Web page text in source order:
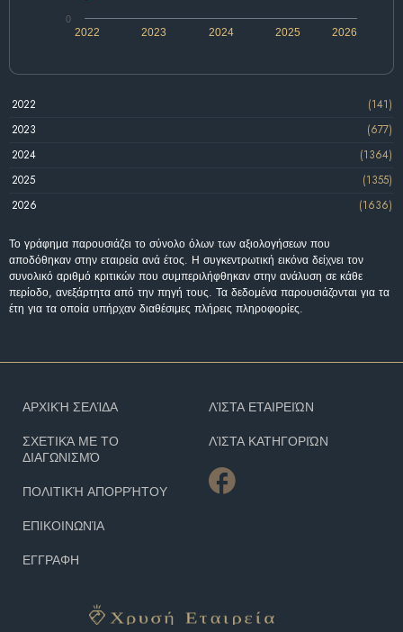
2025
2022 2023 2024 2026
0
2022
(141)
2023
(677)
2024
(1364)
2025
(1355)
2026
(1636)
Το γράφημα παρουσιάζει το σύνολο όλων των αξιολογήσεων που
αποδόθηκαν στην εταιρεία ανά έτος. Η συγκεντρωτική εικόνα δείχνει τον
συνολικό αριθμό κριτικών που συμπεριλήφθηκαν στην ανάλυση σε κάθε
περίοδο, ανεξάρτητα από την πηγή τους. Τα δεδομένα παρουσιάζονται για τα
έτη για τα οποία υπήρχαν διαθέσιμες πλήρεις πληροφορίες.
ΑΡΧΙΚΉ ΣΕΛΊΔΑ
ΣΧΕΤΙΚΆ ΜΕ ΤΟ
ΔΙΑΓΩΝΙΣΜΌ
ΠΟΛΙΤΙΚΉ ΑΠΟΡΡΉΤΟΥ
ΕΠΙΚΟΙΝΩΝΊΑ
ΕΓΓΡΑΦΗ
ΛΊΣΤΑ ΕΤΑΙΡΕΙΏΝ
ΛΊΣΤΑ ΚΑΤΗΓΟΡΙΏΝ